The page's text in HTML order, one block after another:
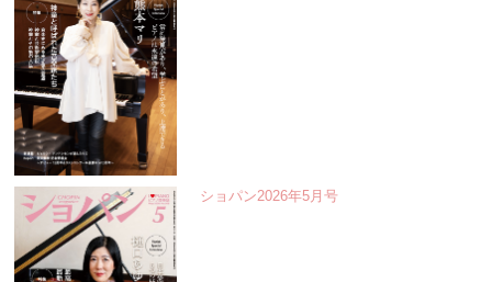
ショパン2026年5月号